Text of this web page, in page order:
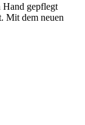
Hand gepflegt
Mit dem neuen